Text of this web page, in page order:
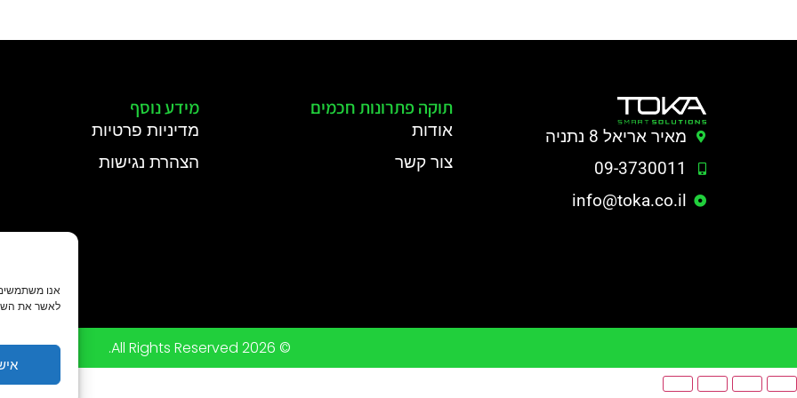
לאשר את
מאיר אריאל 8 נתניה
09-3730011
info@toka.co.il
תוקה פתרונות חכמים
אודות
צור קשר
מידע נוסף
מדיניות פרטיות
הצהרת נגישות
© 2026 All Rights Reserved.